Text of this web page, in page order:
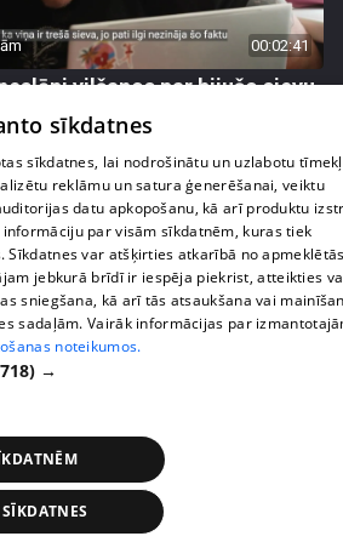
00:02:41
vilšanos par bijušo sievu
Magoni uz Kurzemes
sīkdatnes
sīkdatnes, lai nodrošinātu un uzlabotu
reklāmu un satura ģenerēšanai, veiktu
datu apkopošanu, kā arī produktu
par visām sīkdatnēm, kuras tiek
Sīkdatnes var atšķirties atkarībā no
jebkurā brīdī ir iespēja piekrist, atteikties
sniegšana, kā arī tās atsaukšana vai
sadaļām. Vairāk informācijas par
noteikumos.
→